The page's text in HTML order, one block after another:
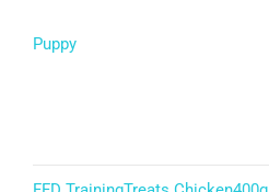
Puppy